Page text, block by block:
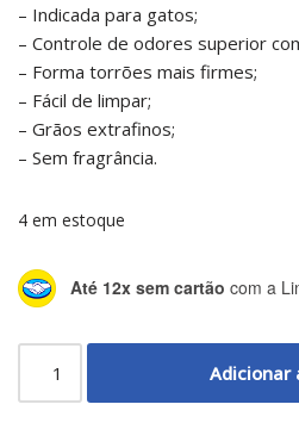
– Indicada para gatos;
– Controle de odores superior
– Forma torrões mais firmes;
– Fácil de limpar;
– Grãos extrafinos;
– Sem fragrância.
4 em estoque
Até 12x sem cartão com a
Adicionar